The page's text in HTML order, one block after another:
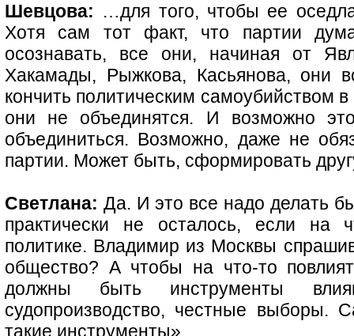
Шевцова: …для того, чтобы ее
Хотя сам тот факт, что партии
осознавать, все они, начиная от
Хакамады, Рыжкова, Касьянова, они
кончить политическим самоубийством
они не объединятся. И возможно
объединиться. Возможно, даже не
партии. Может быть, сформировать
Светлана: Да. И это все надо делать
практически не осталось, если на
политике. Владимир из Москвы
общество? А чтобы на что-то
должны быть инструменты
судопроизводство, честные выборы.
такие инструменты».